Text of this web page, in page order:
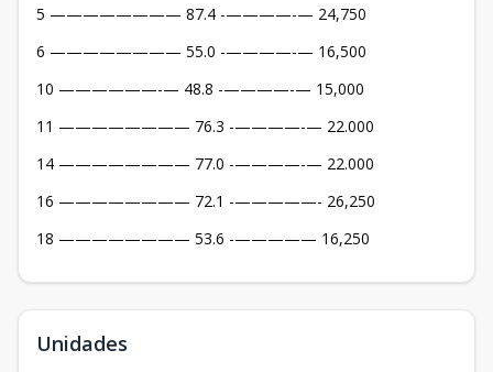
5 ———————— 87.4 -————-— 24,750
6 ———————— 55.0 -————-— 16,500
10 ——————-— 48.8 -————-— 15,000
11 ———————— 76.3 -————-— 22.000
14 ———————— 77.0 -————-— 22.000
16 ———————— 72.1 -—————- 26,250
18 ———————— 53.6 -————— 16,250
Unidades